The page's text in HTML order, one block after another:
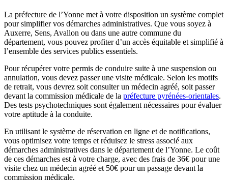
La préfecture de l’Yonne met à votre disposition un système complet
pour simplifier vos démarches administratives. Que vous soyez à
Auxerre, Sens, Avallon ou dans une autre commune du
département, vous pouvez profiter d’un accès équitable et simplifié à
l’ensemble des services publics essentiels.
Pour récupérer votre permis de conduire suite à une suspension ou
annulation, vous devez passer une visite médicale. Selon les motifs
de retrait, vous devrez soit consulter un médecin agréé, soit passer
devant la commission médicale de la préfecture pyrénées-orientales.
Des tests psychotechniques sont également nécessaires pour évaluer
votre aptitude à la conduite.
En utilisant le système de réservation en ligne et de notifications,
vous optimisez votre temps et réduisez le stress associé aux
démarches administratives dans le département de l’Yonne. Le coût
de ces démarches est à votre charge, avec des frais de 36€ pour une
visite chez un médecin agréé et 50€ pour un passage devant la
commission médicale.